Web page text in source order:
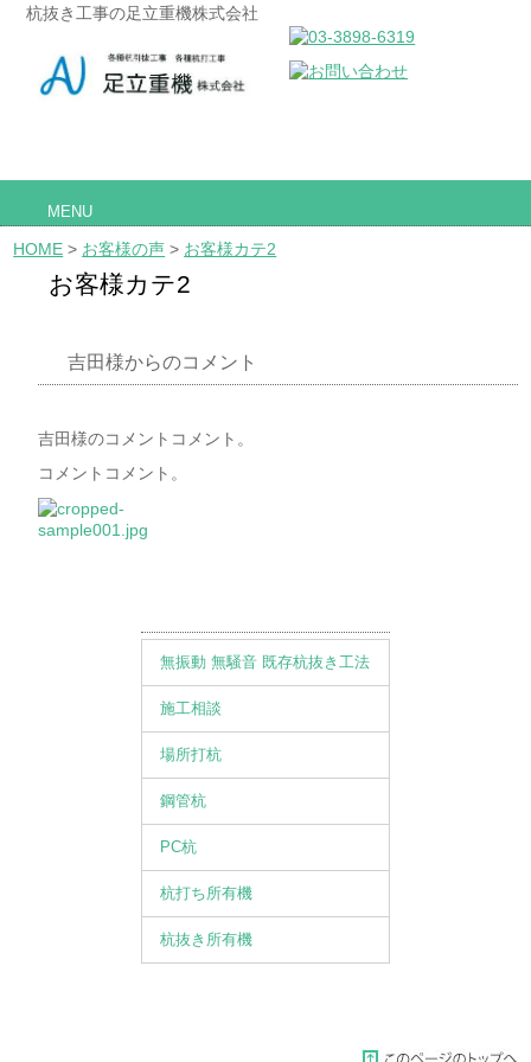
杭抜き工事の足立重機株式会社
MENU
HOME > お客様の声 > お客様カテ2
お客様カテ2
吉田様からのコメント
吉田様のコメントコメント。
コメントコメント。
無振動 無騒音 既存杭抜き工法
施工相談
場所打杭
鋼管杭
PC杭
杭打ち所有機
杭抜き所有機